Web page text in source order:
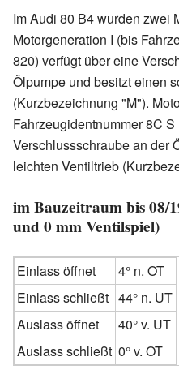
Im Audi 80 B4 wurden zwei
Motorgeneration I (bis
820) verfügt über eine
Ölpumpe und besitzt einen
(Kurzbezeichnung "M").
Fahrzeugidentnummer 8C
Verschlussschraube an der
leichten Ventiltrieb
im Bauzeitraum bis 08/
und 0 mm Ventilspiel)
Einlass öffnet
4° n. OT
Einlass schließt 44° n. UT
Auslass öffnet
40° v. UT
Auslass schließt 0° v. OT